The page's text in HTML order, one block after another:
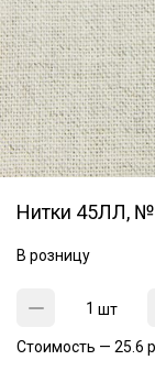
Нитки 45ЛЛ,
В розницу
шт
Стоимость — 25.6